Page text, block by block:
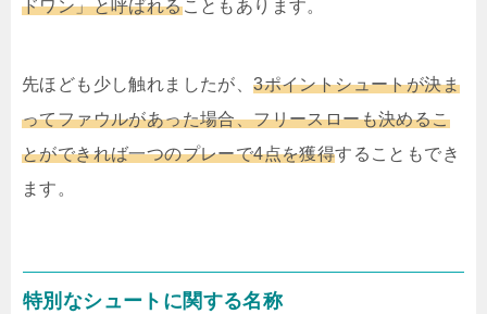
ドワン」と呼ばれることもあります。
先ほども少し触れましたが、3ポイントシュートが決ま
ってファウルがあった場合、フリースローも決めるこ
とができれば一つのプレーで4点を獲得することもでき
ます。
特別なシュートに関する名称